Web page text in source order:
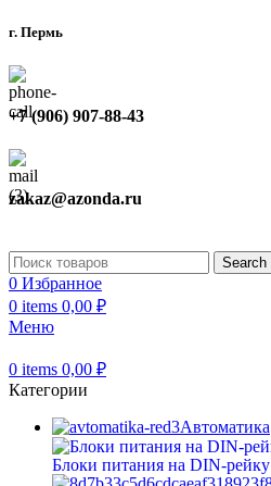
г. Пермь
+7 (906) 907-88-43
zakaz@azonda.ru
Search
0 Избранное
0 items 0,00 ₽
Меню
0 items 0,00 ₽
Категории
Автоматика
Блоки питания на DIN-рейку